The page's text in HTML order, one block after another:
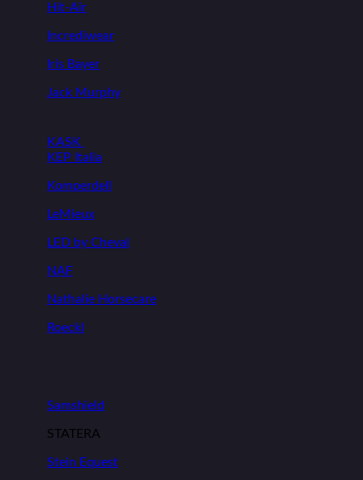
Hit-Air
Incrediwear
Iris Bayer
Jack Murphy
KASK
KEP Italia
Komperdell
LeMieux
LED by Cheval
NAF
Nathalie Horsecare
Roeckl
Samshield
STATERA
Stein Equest